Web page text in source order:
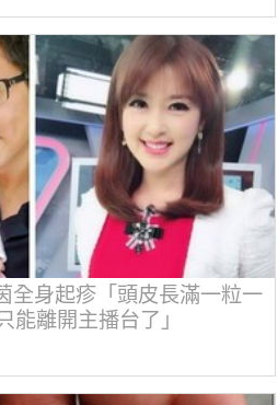
全身起疹「頭皮長滿一粒一
能離開主播台了」